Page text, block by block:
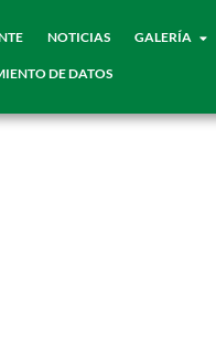
NOTICIAS GALERÍA
DE DATOS